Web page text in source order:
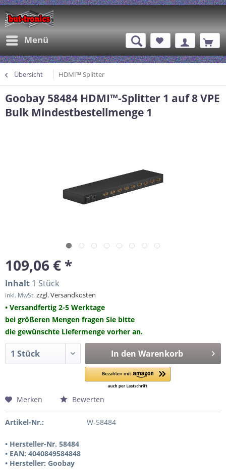
Menü
Übersicht HDMI™ Splitter
Goobay 58484 HDMI™-Splitter 1 auf 8 VPE
Bulk Mindestbestellmenge 1
109,06 € *
Inhalt 1 Stück
inkl. MwSt.zzgl. Versandkosten
• Versandfertig 2-5 Werktage
bei größeren Mengen fragen Sie bitte
die gewünschte Liefermenge vorher an.
In den Warenkorb
Merken Bewerten
Artikel-Nr.: W-58484
• Hersteller-Nr. 58484
• EAN: 4040849584848
• Hersteller: Goobay